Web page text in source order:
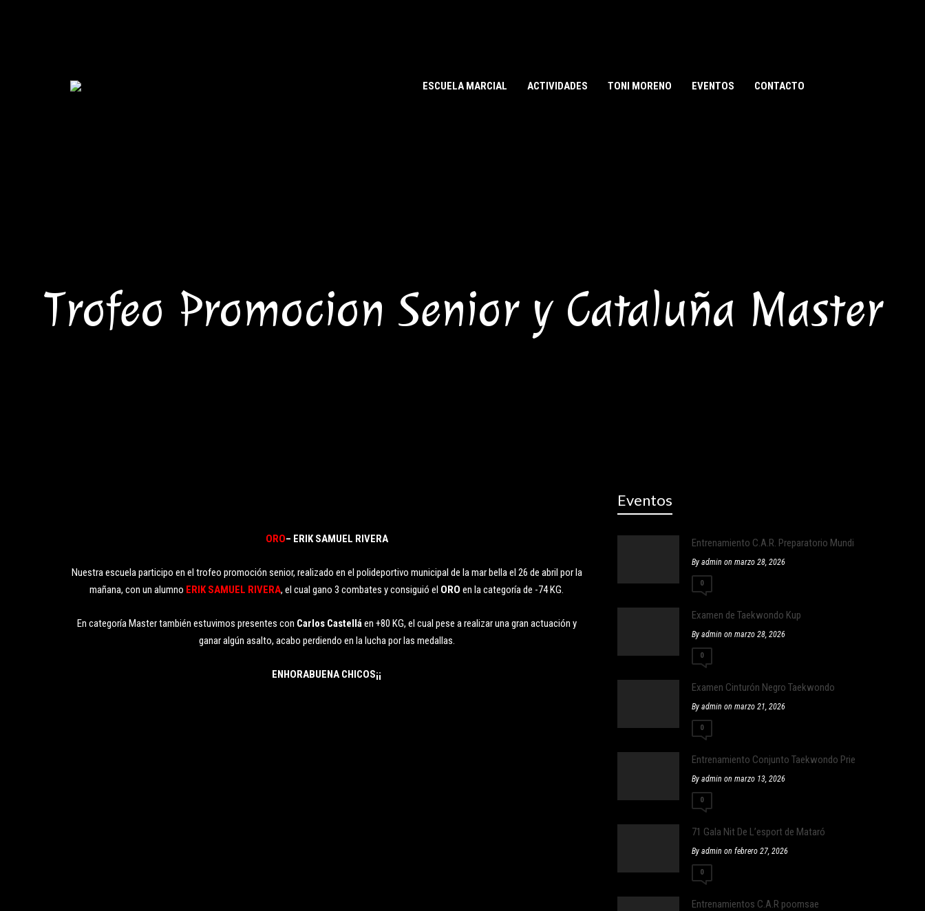
ESCUELA MARCIAL ACTIVIDADES TONI MORENO EVENTOS CONTACTO
Trofeo Promocion Senior y Cataluña Master
ORO– ERIK SAMUEL RIVERA
Nuestra escuela participo en el trofeo promoción senior, realizado en el polideportivo municipal de la mar bella el 26 de abril por la
mañana, con un alumno ERIK SAMUEL RIVERA, el cual gano 3 combates y consiguió el ORO en la categoría de -74 KG.
En categoría Master también estuvimos presentes con Carlos Castelláen +80 KG, el cual pese a realizar una gran actuación y
ganar algún asalto, acabo perdiendo en la lucha por las medallas.
ENHORABUENA CHICOS¡¡
Eventos
Entrenamiento C.A.R. Preparatorio Mundial Corea
By admin on marzo 28, 2026
0
Examen de Taekwondo Kup
By admin on marzo 28, 2026
0
Examen Cinturón Negro Taekwondo
By admin on marzo 21, 2026
0
Entrenamiento Conjunto Taekwondo Prieto y Distrito 655
By admin on marzo 13, 2026
0
71 Gala Nit De L’esport de Mataró
By admin on febrero 27, 2026
0
Entrenamientos C.A.R poomsae